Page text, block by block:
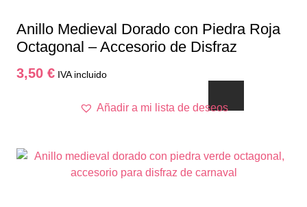
Anillo Medieval Dorado con Piedra Roja
Octagonal – Accesorio de Disfraz
3,50 € IVA incluido
Añadir a mi lista de deseos